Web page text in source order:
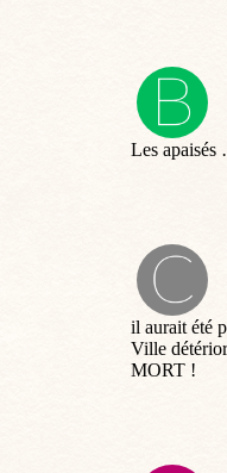
Les
il aurait été
Ville
MORT !